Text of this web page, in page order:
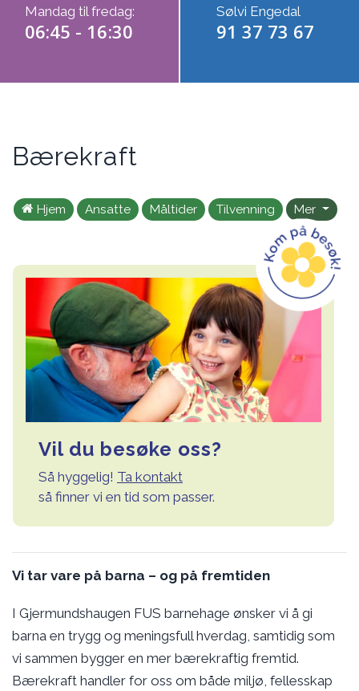
Mandag til fredag:
06:45 - 16:30
Sølvi Engedal
91 37 73 67
Bærekraft
Hjem Ansatte Måltider Tilvenning Mer
Vil du besøke oss?
Så hyggelig! Ta kontakt
så finner vi en tid som passer.
Vi tar vare på barna – og på fremtiden
I Gjermundshaugen FUS barnehage ønsker vi å gi
barna en trygg og meningsfull hverdag, samtidig som
vi sammen bygger en mer bærekraftig fremtid.
Bærekraft handler for oss om både miljø, fellesskap